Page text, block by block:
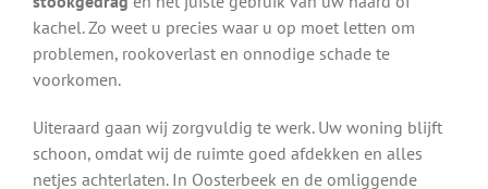
kachel. Zo weet u precies waar u op moet letten om
problemen, rookoverlast en onnodige schade te
voorkomen.
Uiteraard gaan wij zorgvuldig te werk. Uw woning blijft
schoon, omdat wij de ruimte goed afdekken en alles
netjes achterlaten. In Oosterbeek en de omliggende